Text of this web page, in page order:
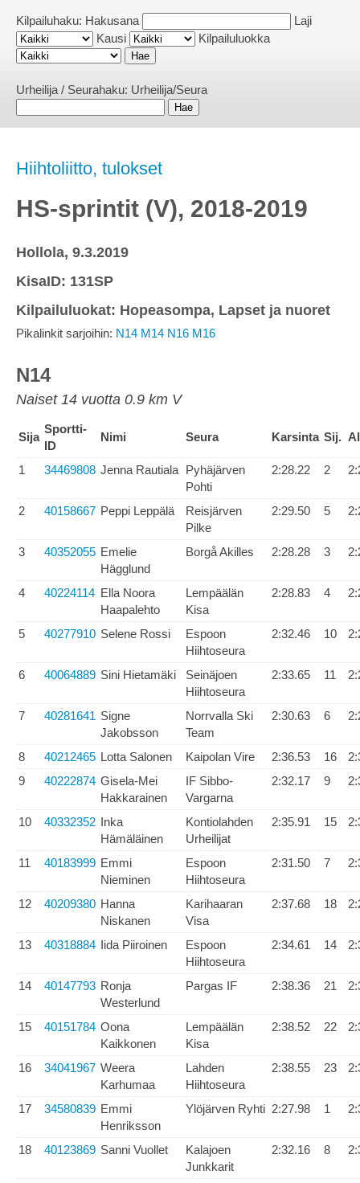
Kilpailuhaku: Hakusana
Laji
Kausi
Kilpailuluokka
Urheilija / Seurahaku: Urheilija/Seura
Hiihtoliitto, tulokset
HS-sprintit (V), 2018-2019
Hollola, 9.3.2019
KisaID: 131SP
Kilpailuluokat: Hopeasompa, Lapset ja nuoret
Pikalinkit sarjoihin: N14 M14 N16 M16
N14
Naiset 14 vuotta 0.9 km V
Sija
Sportti-
ID
Nimi Seura Karsinta Sij.
1 34469808 Jenna Rautiala Pyhäjärven
Pohti
2:28.22 2
2 40158667 Peppi Leppälä
Reisjärven
Pilke
2:29.50 5
3 40352055 Emelie
Hägglund
Borgå Akilles 2:28.28 3
4 40224114 Ella Noora
Haapalehto
Lempäälän
Kisa
2:28.83 4
5 40277910 Selene Rossi
Espoon
Hiihtoseura
2:32.46 10
6 40064889 Sini Hietamäki
Seinäjoen
Hiihtoseura
2:33.65 11
7 40281641 Signe
Jakobsson
Norrvalla Ski
Team
2:30.63 6
8 40212465 Lotta Salonen Kaipolan Vire 2:36.53 16
9
40222874 Gisela-Mei
Hakkarainen
IF Sibbo-
Vargarna
2:32.17 9
10 40332352 Inka
Hämäläinen
Kontiolahden
Urheilijat
2:35.91 15
11 40183999 Emmi
Nieminen
Espoon
Hiihtoseura
2:31.50 7
12 40209380 Hanna
Niskanen
Karihaaran
Visa
2:37.68 18
13 40318884 Iida Piiroinen
Espoon
Hiihtoseura
2:34.61 14
14 40147793 Ronja
Westerlund
Pargas IF 2:38.36 21
15 40151784 Oona
Kaikkonen
Lempäälän
Kisa
2:38.52 22
16 34041967 Weera
Karhumaa
Lahden
Hiihtoseura
2:38.55 23
17 34580839 Emmi
Henriksson
Ylöjärven Ryhti 2:27.98 1
18 40123869 Sanni Vuollet
Kalajoen
Junkkarit
2:32.16 8